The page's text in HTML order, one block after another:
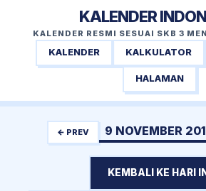
KALENDER
KALENDER RESMI SESUAI SKB 3
KALENDER KALKULATOR
HALAMAN
← PREV 9 NOVEMBER
KEMBALI KE HARI INI